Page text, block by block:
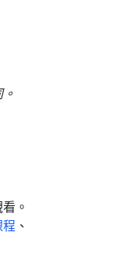
。
、